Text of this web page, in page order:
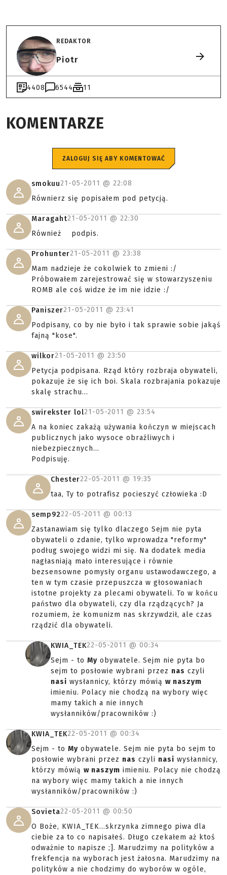
REDAKTOR
Piotr
4408 6544 11
KOMENTARZE
ZALOGUJ SIĘ ABY KOMENTOWAĆ
smokuu21-05-2011 @ 22:08
Równierz się popisałem pod petycją.
Maragaht21-05-2011 @ 22:30
Również podpis.
Prohunter21-05-2011 @ 23:38
Mam nadzieje że cokolwiek to zmieni :/
Próbowałem zarejestrować się w stowarzyszeniu
ROMB ale coś widze że im nie idzie :/
Paniszer21-05-2011 @ 23:41
Podpisany, co by nie było i tak sprawie sobie jakąś
fajną "kose".
wilkor21-05-2011 @ 23:50
Petycja podpisana. Rząd który rozbraja obywateli,
pokazuje że się ich boi. Skala rozbrajania pokazuje
skalę strachu...
swirekster lol21-05-2011 @ 23:54
A na koniec zakażą używania kończyn w miejscach
publicznych jako wysoce obraźliwych i
niebezpiecznych...
Podpisuję.
Chester22-05-2011 @ 19:35
taa, Ty to potrafisz pocieszyć człowieka :D
semp9222-05-2011 @ 00:13
Zastanawiam się tylko dlaczego Sejm nie pyta
obywateli o zdanie, tylko wprowadza "reformy"
podług swojego widzi mi się. Na dodatek media
nagłasniają mało interesujące i równie
bezsensowne pomysły organu ustawodawczego, a
ten w tym czasie przepuszcza w głosowaniach
istotne projekty za plecami obywateli. To w końcu
państwo dla obywateli, czy dla rządzących? Ja
rozumiem, że komunizm nas skrzywdził, ale czas
rządzić dla obywateli.
KWIA_TEK22-05-2011 @ 00:34
Sejm - to My obywatele. Sejm nie pyta bo
sejm to posłowie wybrani przez nas czyli
nasi wysłannicy, którzy mówią w naszym
imieniu. Polacy nie chodzą na wybory więc
mamy takich a nie innych
wysłanników/pracowników :)
KWIA_TEK22-05-2011 @ 00:34
Sejm - to My obywatele. Sejm nie pyta bo sejm to
posłowie wybrani przez nas czyli nasi wysłannicy,
którzy mówią w naszym imieniu. Polacy nie chodzą
na wybory więc mamy takich a nie innych
wysłanników/pracowników :)
Sovieta22-05-2011 @ 00:50
O Boże, KWIA_TEK...skrzynka zimnego piwa dla
ciebie za to co napisałeś. Długo czekałem aż ktoś
odważnie to napisze ;]. Marudzimy na polityków a
frekfencja na wyborach jest żałosna. Marudzimy na
polityków a nie chodzimy do wyborów w ogóle,